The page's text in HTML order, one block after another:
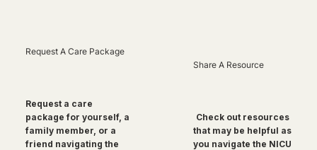
Request A Care Package
Request a care
package for yourself, a
family member, or a
friend navigating the
Share A Resource
Check out resources
that may be helpful as
you navigate the NICU